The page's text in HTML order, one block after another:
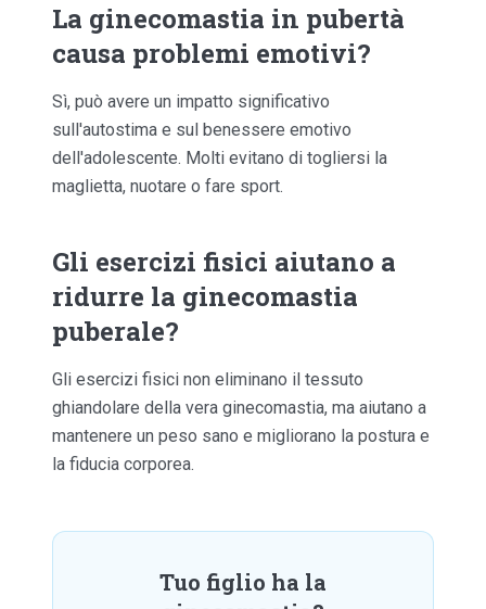
La ginecomastia in pubertà
causa problemi emotivi?
Sì, può avere un impatto significativo
sull'autostima e sul benessere emotivo
dell'adolescente. Molti evitano di togliersi la
maglietta, nuotare o fare sport.
Gli esercizi fisici aiutano a
ridurre la ginecomastia
puberale?
Gli esercizi fisici non eliminano il tessuto
ghiandolare della vera ginecomastia, ma aiutano a
mantenere un peso sano e migliorano la postura e
la fiducia corporea.
Tuo figlio ha la